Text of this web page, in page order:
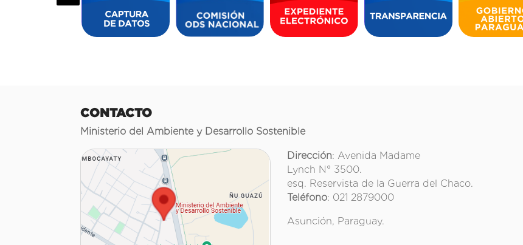
CONTACTO
Ministerio del Ambiente y Desarrollo Sostenible
Dirección: Avenida Madame
Lynch N° 3500.
esq. Reservista de la Guerra del Chaco.
Teléfono: 021 2879000
Asunción, Paraguay.